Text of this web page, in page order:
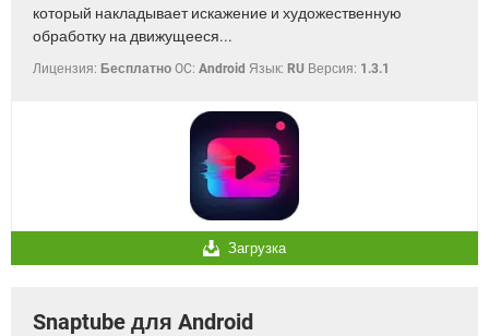
который накладывает искажение и художественную
обработку на движущееся...
Лицензия: Бесплатно OC: Android Язык: RU Версия: 1.3.1
Загрузка
Snaptube для Android